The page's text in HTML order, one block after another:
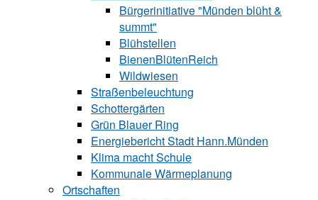
Bürgerinitiative "Münden blüht &
summt"
Blühstellen
BienenBlütenReich
Wildwiesen
Straßenbeleuchtung
Schottergärten
Grün Blauer Ring
Energiebericht Stadt Hann.Münden
Klima macht Schule
Kommunale Wärmeplanung
Ortschaften